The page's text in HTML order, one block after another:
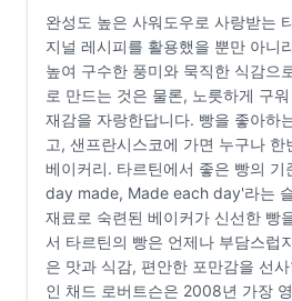
완성도 높은 사워도우로 사랑받는
지널 레시피를 활용했을 뿐만 아니
높여 구수한 풍미와 묵직한 식감으
로 만드는 것은 물론, 노릇하게 구
재감을 자랑한답니다. 빵을 좋아하
고, 샌프란시스코에 가면 누구나 한
베이커리. 타르틴에서 좋은 빵의
day made, Made each day'라는
재료로 숙련된 베이커가 신선한 빵
서 타르틴의 빵은 언제나 부담스럽
은 맛과 식감, 편안한 포만감을 선
인 채드 로버트슨은 2008년 가장